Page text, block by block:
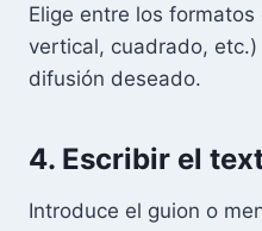
Elige entre los
vertical, cuadrado,
difusión deseado.
4. Escribir el
Introduce el guion o